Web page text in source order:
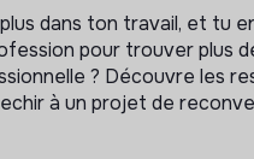
dans ton travail, et tu
pour trouver plus
? Découvre les
à un projet de